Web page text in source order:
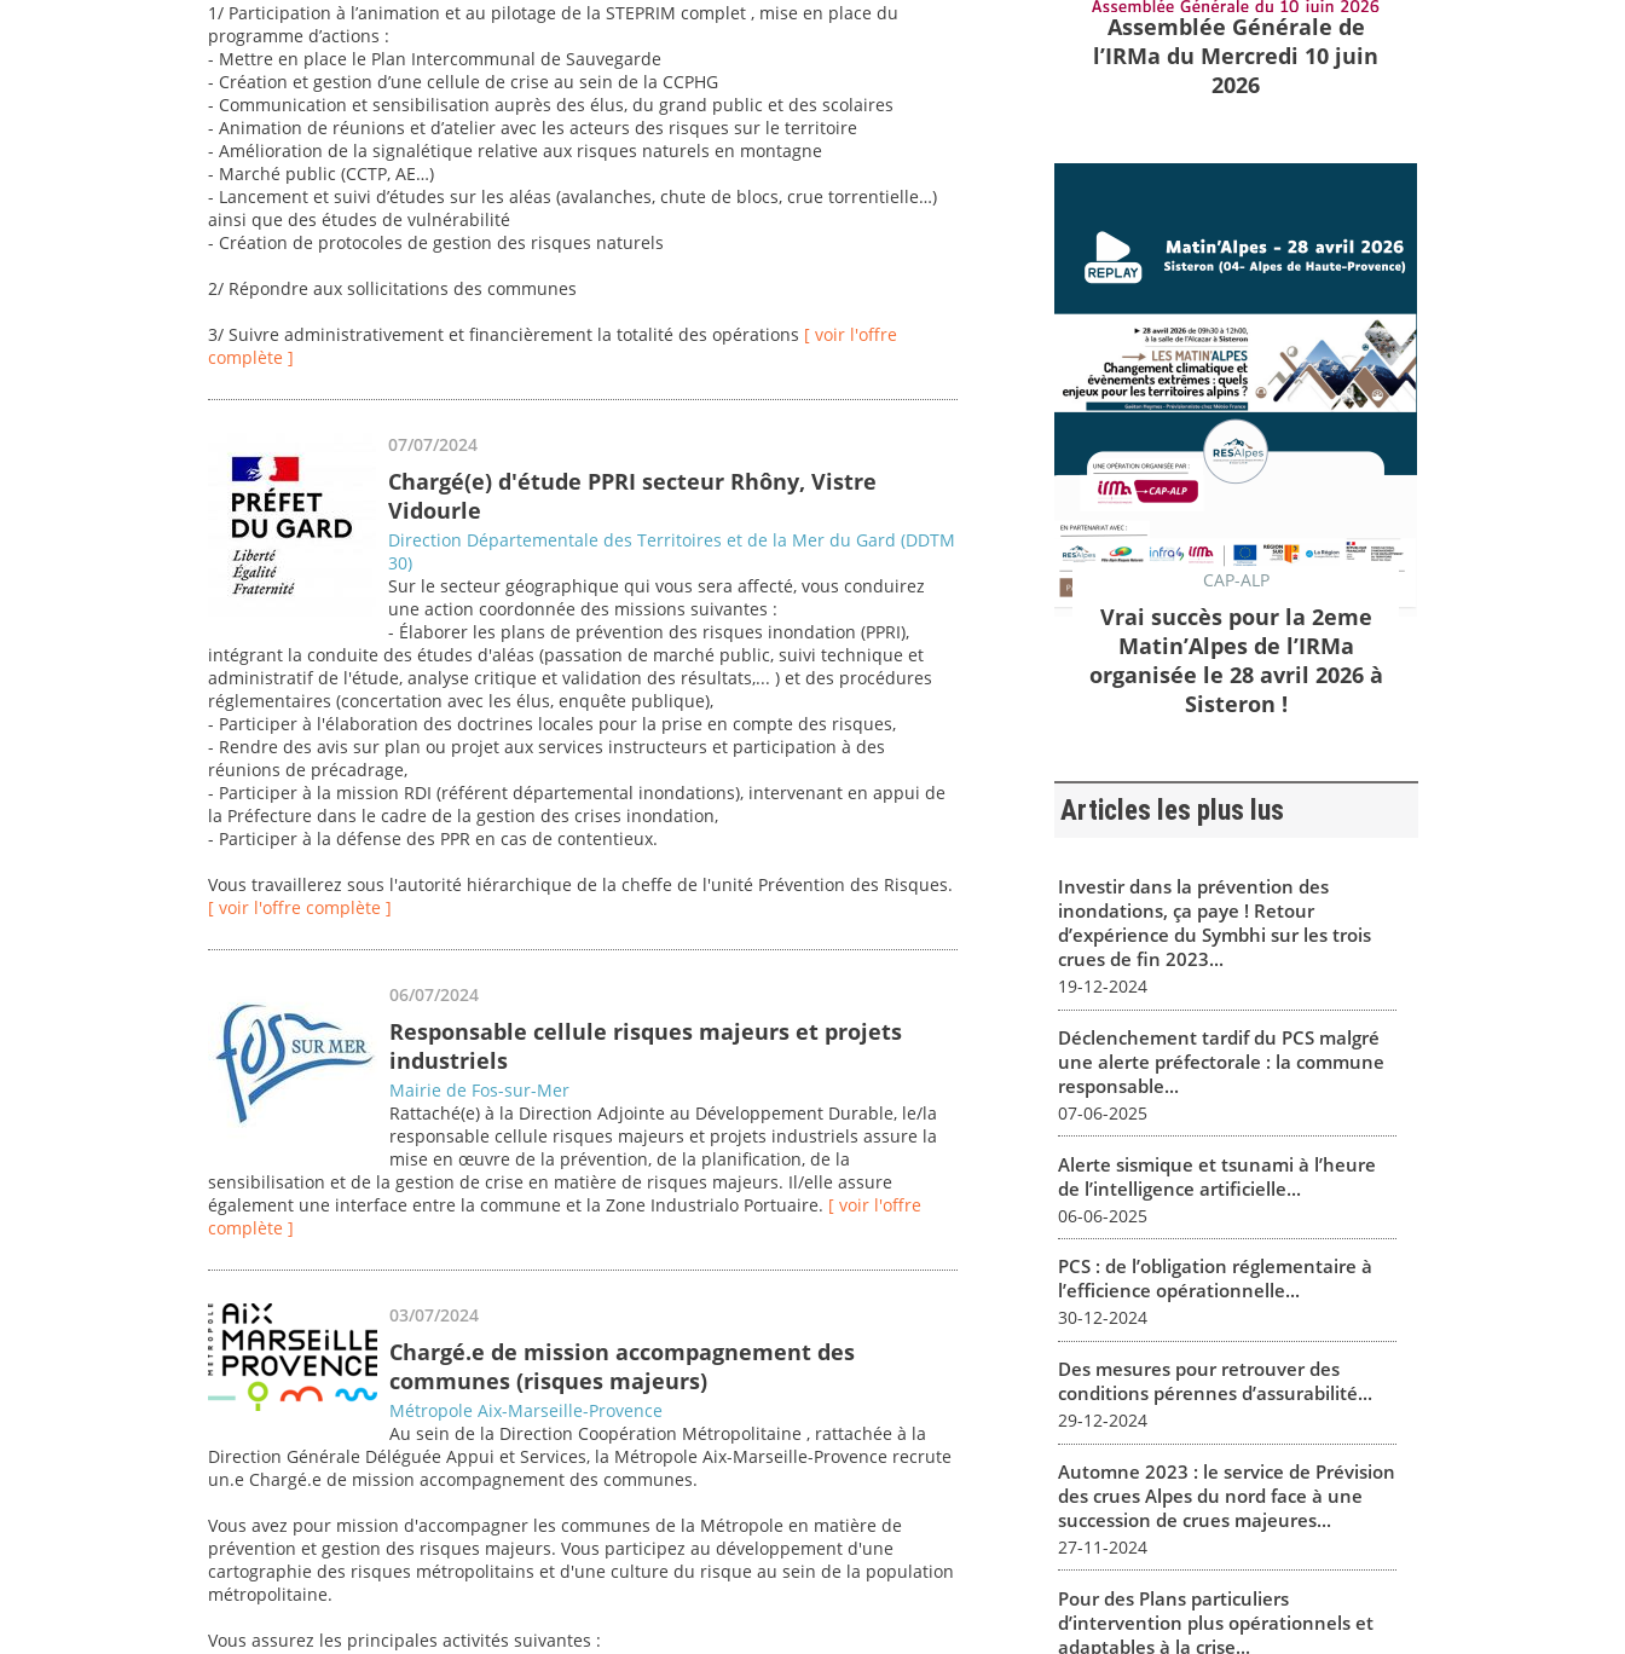
1/ Participation à l’animation et au pilotage de la STEPRIM complet , mise en place du
programme d’actions :
- Mettre en place le Plan Intercommunal de Sauvegarde
- Création et gestion d’une cellule de crise au sein de la CCPHG
- Communication et sensibilisation auprès des élus, du grand public et des scolaires
- Animation de réunions et d’atelier avec les acteurs des risques sur le territoire
- Amélioration de la signalétique relative aux risques naturels en montagne
- Marché public (CCTP, AE…)
- Lancement et suivi d’études sur les aléas (avalanches, chute de blocs, crue torrentielle…)
ainsi que des études de vulnérabilité
- Création de protocoles de gestion des risques naturels
2/ Répondre aux sollicitations des communes
3/ Suivre administrativement et financièrement la totalité des opérations [ voir l'offre
complète ]
07/07/2024
Chargé(e) d'étude PPRI secteur Rhôny, Vistre
Vidourle
Direction Départementale des Territoires et de la Mer du Gard (DDTM
30)
Sur le secteur géographique qui vous sera affecté, vous conduirez
une action coordonnée des missions suivantes :
- Élaborer les plans de prévention des risques inondation (PPRI),
intégrant la conduite des études d'aléas (passation de marché public, suivi technique et
administratif de l'étude, analyse critique et validation des résultats,... ) et des procédures
réglementaires (concertation avec les élus, enquête publique),
- Participer à l'élaboration des doctrines locales pour la prise en compte des risques,
- Rendre des avis sur plan ou projet aux services instructeurs et participation à des
réunions de précadrage,
- Participer à la mission RDI (référent départemental inondations), intervenant en appui de
la Préfecture dans le cadre de la gestion des crises inondation,
- Participer à la défense des PPR en cas de contentieux.
Vous travaillerez sous l'autorité hiérarchique de la cheffe de l'unité Prévention des Risques.
[ voir l'offre complète ]
06/07/2024
Responsable cellule risques majeurs et projets
industriels
Mairie de Fos-sur-Mer
Rattaché(e) à la Direction Adjointe au Développement Durable, le/la
responsable cellule risques majeurs et projets industriels assure la
mise en œuvre de la prévention, de la planification, de la
sensibilisation et de la gestion de crise en matière de risques majeurs. Il/elle assure
également une interface entre la commune et la Zone Industrialo Portuaire. [ voir l'offre
complète ]
03/07/2024
Chargé.e de mission accompagnement des
communes (risques majeurs)
Métropole Aix-Marseille-Provence
Au sein de la Direction Coopération Métropolitaine , rattachée à la
Direction Générale Déléguée Appui et Services, la Métropole Aix-Marseille-Provence recrute
un.e Chargé.e de mission accompagnement des communes.
Vous avez pour mission d'accompagner les communes de la Métropole en matière de
prévention et gestion des risques majeurs. Vous participez au développement d'une
cartographie des risques métropolitains et d'une culture du risque au sein de la population
métropolitaine.
Vous assurez les principales activités suivantes :
Assemblée Générale de
l’IRMa du Mercredi 10 juin
2026
CAP-ALP
Vrai succès pour la 2eme
Matin’Alpes de l’IRMa
organisée le 28 avril 2026 à
Sisteron !
Articles les plus lus
Investir dans la prévention des
inondations, ça paye ! Retour
d’expérience du Symbhi sur les trois
crues de fin 2023...
19-12-2024
Déclenchement tardif du PCS malgré
une alerte préfectorale : la commune
responsable...
07-06-2025
Alerte sismique et tsunami à l’heure
de l’intelligence artificielle...
06-06-2025
PCS : de l’obligation réglementaire à
l’efficience opérationnelle...
30-12-2024
Des mesures pour retrouver des
conditions pérennes d’assurabilité...
29-12-2024
Automne 2023 : le service de Prévision
des crues Alpes du nord face à une
succession de crues majeures...
27-11-2024
Pour des Plans particuliers
d’intervention plus opérationnels et
adaptables à la crise...